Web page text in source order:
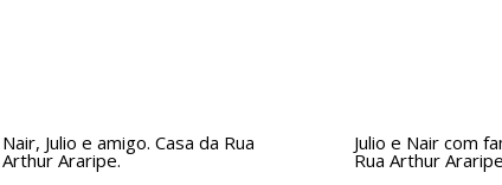
Nair, Julio e amigo. Casa da Rua
Arthur Araripe.
Julio e Nair com
Rua Arthur